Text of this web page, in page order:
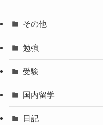
その他
勉強
受験
国内留学
日記